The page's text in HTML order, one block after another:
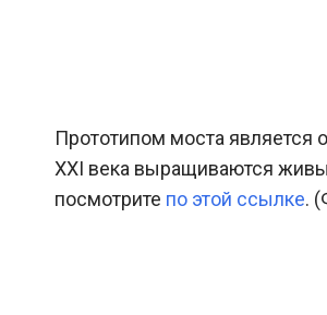
Прототипом моста
XXI века выращиваются
посмотрите по этой ссылке.